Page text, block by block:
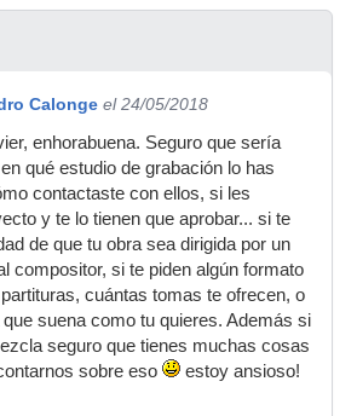
Calonge el 24/05/2018
enhorabuena. Seguro que sería
qué estudio de grabación lo has
contactaste con ellos, si les
y te lo tienen que aprobar... si te
de que tu obra sea dirigida por un
compositor, si te piden algún formato
cuántas tomas te ofrecen, o
suena como tu quieres. Además si
seguro que tienes muchas cosas
sobre eso
estoy ansioso!